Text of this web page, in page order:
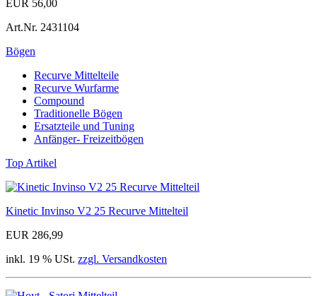
EUR 56,00
Art.Nr. 2431104
Bögen
Recurve Mittelteile
Recurve Wurfarme
Compound
Traditionelle Bögen
Ersatzteile und Tuning
Anfänger- Freizeitbögen
Top Artikel
Kinetic Invinso V2 25 Recurve Mittelteil
EUR 286,99
inkl. 19 % USt. zzgl. Versandkosten